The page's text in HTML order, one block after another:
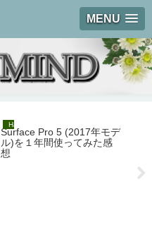
MENU
Hardware
Surface Pro 5 (2017年モデ
ル)を１年間使ってみた感
想